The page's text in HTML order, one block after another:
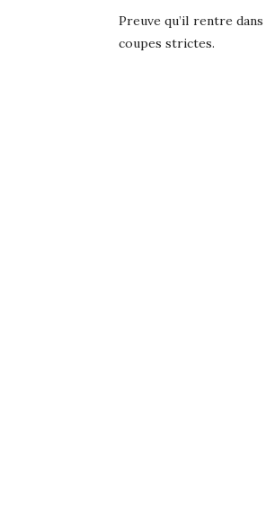
Preuve qu’il rentre
coupes strictes.